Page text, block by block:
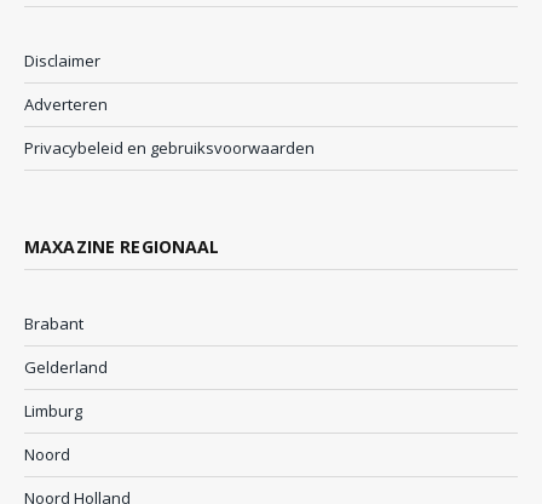
Disclaimer
Adverteren
Privacybeleid en gebruiksvoorwaarden
MAXAZINE REGIONAAL
Brabant
Gelderland
Limburg
Noord
Noord Holland